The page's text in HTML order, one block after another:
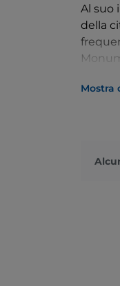
Al suo
della
Mostra